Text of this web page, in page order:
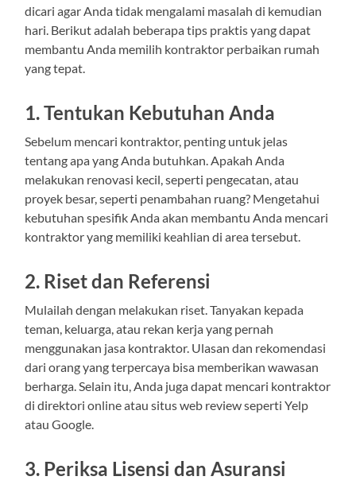
dicari agar Anda tidak mengalami masalah di kemudian
hari. Berikut adalah beberapa tips praktis yang dapat
membantu Anda memilih kontraktor perbaikan rumah
yang tepat.
1. Tentukan Kebutuhan Anda
Sebelum mencari kontraktor, penting untuk jelas
tentang apa yang Anda butuhkan. Apakah Anda
melakukan renovasi kecil, seperti pengecatan, atau
proyek besar, seperti penambahan ruang? Mengetahui
kebutuhan spesifik Anda akan membantu Anda mencari
kontraktor yang memiliki keahlian di area tersebut.
2. Riset dan Referensi
Mulailah dengan melakukan riset. Tanyakan kepada
teman, keluarga, atau rekan kerja yang pernah
menggunakan jasa kontraktor. Ulasan dan rekomendasi
dari orang yang terpercaya bisa memberikan wawasan
berharga. Selain itu, Anda juga dapat mencari kontraktor
di direktori online atau situs web review seperti Yelp
atau Google.
3. Periksa Lisensi dan Asuransi